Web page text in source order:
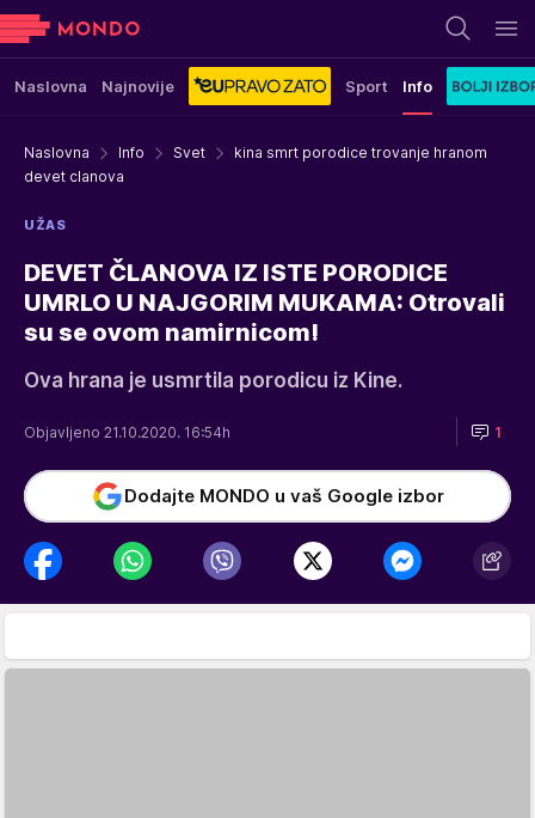
Naslovna Najnovije Sport Info
Naslovna Info Svet
kina smrt porodice trovanje hranom
devet clanova
UŽAS
DEVET ČLANOVA IZ ISTE PORODICE
UMRLO U NAJGORIM MUKAMA: Otrovali
su se ovom namirnicom!
Ova hrana je usmrtila porodicu iz Kine.
Objavljeno 21.10.2020. 16:54h 1
Dodajte MONDO u vaš Google izbor